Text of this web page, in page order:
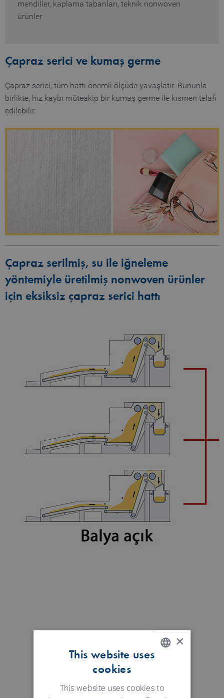
mendiller, kaplama tabanları, teknik nonwoven
ürünler
Çapraz serici ve kumaş germe
Çapraz serici, tüm hattı önemli ölçüde yavaşlatır. Bununla
birlikte, hız kaybı müteakip bir kumaş germe ile kısmen telafi
edilebilir.
Çapraz serilmiş, su ile iğneleme
yöntemiyle üretilmiş nonwoven ürünler
için eksiksiz çapraz serici hattı
GERMAN
×
This website uses
cookies
This website uses cookies to